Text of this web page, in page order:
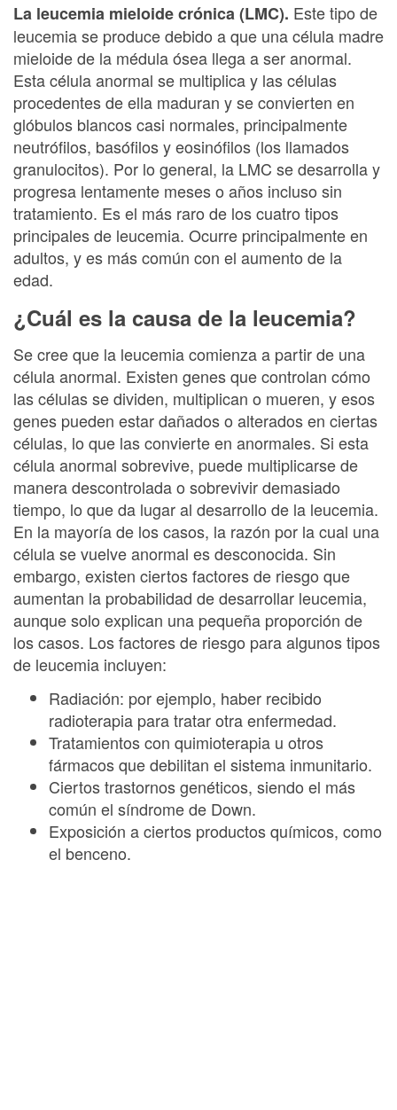
La leucemia mieloide crónica (LMC). Este tipo de
leucemia se produce debido a que una célula madre
mieloide de la médula ósea llega a ser anormal.
Esta célula anormal se multiplica y las células
procedentes de ella maduran y se convierten en
glóbulos blancos casi normales, principalmente
neutrófilos, basófilos y eosinófilos (los llamados
granulocitos). Por lo general, la LMC se desarrolla y
progresa lentamente meses o años incluso sin
tratamiento. Es el más raro de los cuatro tipos
principales de leucemia. Ocurre principalmente en
adultos, y es más común con el aumento de la
edad.
¿Cuál es la causa de la leucemia?
Se cree que la leucemia comienza a partir de una
célula anormal. Existen genes que controlan cómo
las células se dividen, multiplican o mueren, y esos
genes pueden estar dañados o alterados en ciertas
células, lo que las convierte en anormales. Si esta
célula anormal sobrevive, puede multiplicarse de
manera descontrolada o sobrevivir demasiado
tiempo, lo que da lugar al desarrollo de la leucemia.
En la mayoría de los casos, la razón por la cual una
célula se vuelve anormal es desconocida. Sin
embargo, existen ciertos factores de riesgo que
aumentan la probabilidad de desarrollar leucemia,
aunque solo explican una pequeña proporción de
los casos. Los factores de riesgo para algunos tipos
de leucemia incluyen:
Radiación: por ejemplo, haber recibido
radioterapia para tratar otra enfermedad.
Tratamientos con quimioterapia u otros
fármacos que debilitan el sistema inmunitario.
Ciertos trastornos genéticos, siendo el más
común el síndrome de Down.
Exposición a ciertos productos químicos, como
el benceno.